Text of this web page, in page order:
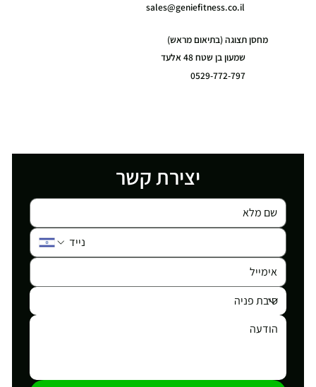
sales@geniefitness.co.il
מחסן תצוגה (בתיאום מראש)
שמעון בן שטח 48 אלעד
0529-772-797
יצירת קשר